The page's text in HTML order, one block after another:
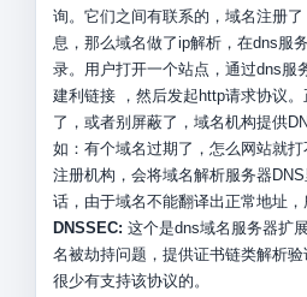
询。它们之间有联系的，域名注册
息，那么域名做了ip解析，在dns服
录。用户打开一个站点，通过dns服
建利链接 ，然后发起http请求协议
了，或者别屏蔽了，域名机构提供
如：有个域名过期了，怎么网站就
注册机构，会将域名解析服务器
话，由于域名不能翻译出正常地址，
DNSSEC: 这个是dns域名服务器扩
名被劫持问题，提供证书链类解析
很少有支持该协议的。